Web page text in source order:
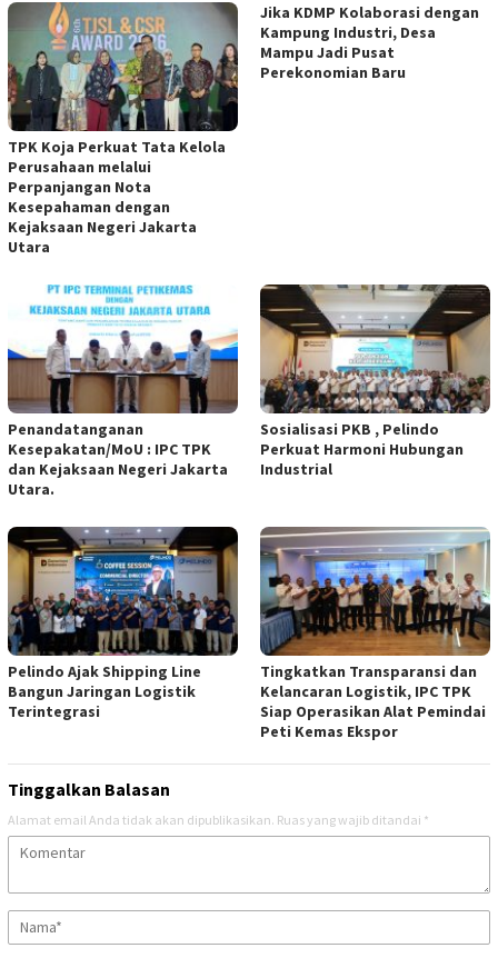
TPK Koja Perkuat Tata Kelola
Perusahaan melalui
Perpanjangan Nota
Kesepahaman dengan
Kejaksaan Negeri Jakarta
Utara ‎
Jika KDMP Kolaborasi dengan
Kampung Industri, Desa
Mampu Jadi Pusat
Perekonomian Baru
‎Penandatanganan
Kesepakatan/MoU : IPC TPK
dan Kejaksaan Negeri Jakarta
Utara.
Sosialisasi PKB , Pelindo
Perkuat Harmoni Hubungan
Industrial
‎Pelindo Ajak Shipping Line
Bangun Jaringan Logistik
Terintegrasi
Tingkatkan Transparansi dan
Kelancaran Logistik, ‎IPC TPK
Siap Operasikan Alat Pemindai
Peti Kemas Ekspor ‎
Tinggalkan Balasan
Alamat email Anda tidak akan dipublikasikan. Ruas yang wajib ditandai *